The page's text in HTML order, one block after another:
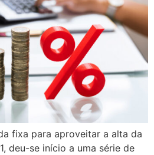
fixa para aproveitar a alta da
deu-se início a uma série de